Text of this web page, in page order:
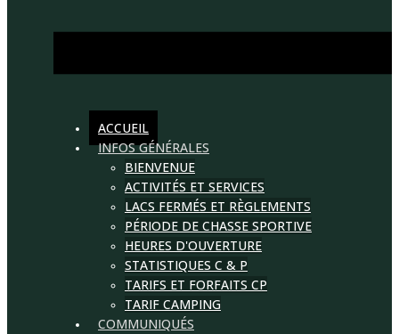
ACCUEIL
INFOS GÉNÉRALES
BIENVENUE
ACTIVITÉS ET SERVICES
LACS FERMÉS ET RÈGLEMENTS
PÉRIODE DE CHASSE SPORTIVE
HEURES D'OUVERTURE
STATISTIQUES C & P
TARIFS ET FORFAITS CP
TARIF CAMPING
COMMUNIQUÉS